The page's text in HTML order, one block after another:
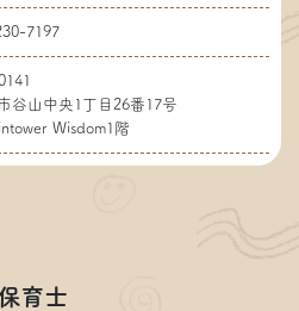
7197
谷山中央1丁目26番17号
Wisdom1階
育士